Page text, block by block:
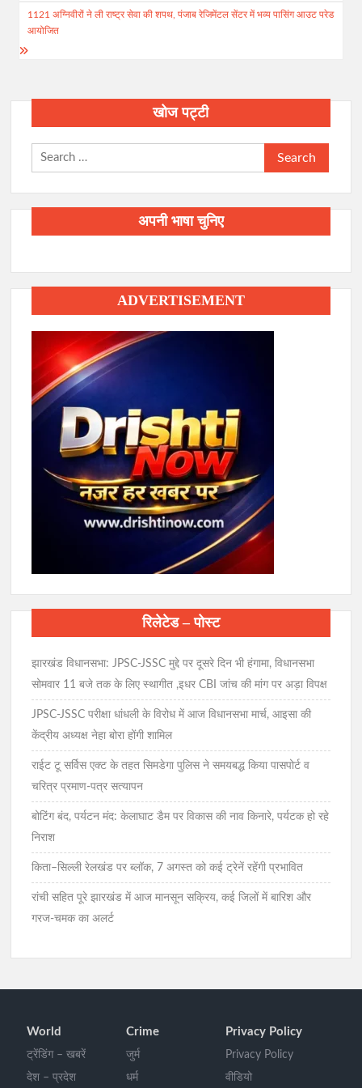
1121 अग्निवीरों ने ली राष्ट्र सेवा की शपथ, पंजाब रेजिमेंटल सेंटर में भव्य पासिंग आउट परेड
आयोजित
खोज पट्टी
Search
for:
अपनी भाषा चुनिए
ADVERTISEMENT
रिलेटेड – पोस्ट
झारखंड विधानसभा: JPSC-JSSC मुद्दे पर दूसरे दिन भी हंगामा, विधानसभा
सोमवार 11 बजे तक के लिए स्थागीत ,इधर CBI जांच की मांग पर अड़ा विपक्ष
JPSC-JSSC परीक्षा धांधली के विरोध में आज विधानसभा मार्च, आइसा की
केंद्रीय अध्यक्ष नेहा बोरा होंगी शामिल
राईट टू सर्विस एक्ट के तहत सिमडेगा पुलिस ने समयबद्ध किया पासपोर्ट व
चरित्र प्रमाण-पत्र सत्यापन
बोटिंग बंद, पर्यटन मंद: केलाघाट डैम पर विकास की नाव किनारे, पर्यटक हो रहे
निराश
किता–सिल्ली रेलखंड पर ब्लॉक, 7 अगस्त को कई ट्रेनें रहेंगी प्रभावित
रांची सहित पूरे झारखंड में आज मानसून सक्रिय, कई जिलों में बारिश और
गरज-चमक का अलर्ट
World
ट्रेंडिंग – खबरें
देश – प्रदेश
Crime
जुर्म
धर्म
Privacy Policy
Privacy Policy
वीडियो